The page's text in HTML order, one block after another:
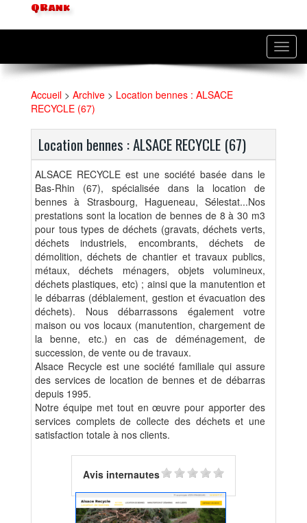
QRank
Accueil > Archive > Location bennes : ALSACE
RECYCLE (67)
Location bennes : ALSACE RECYCLE (67)
ALSACE RECYCLE est une société basée dans le
Bas-Rhin (67), spécialisée dans la location de
bennes à Strasbourg, Hagueneau, Sélestat...Nos
prestations sont la location de bennes de 8 à 30 m3
pour tous types de déchets (gravats, déchets verts,
déchets industriels, encombrants, déchets de
démolition, déchets de chantier et travaux publics,
métaux, déchets ménagers, objets volumineux,
déchets plastiques, etc) ; ainsi que la manutention et
le débarras (déblaiement, gestion et évacuation des
déchets). Nous débarrassons également votre
maison ou vos locaux (manutention, chargement de
la benne, etc.) en cas de déménagement, de
succession, de vente ou de travaux.
Alsace Recycle est une société familiale qui assure
des services de location de bennes et de débarras
depuis 1995.
Notre équipe met tout en œuvre pour apporter des
services complets de collecte des déchets et une
satisfaction totale à nos clients.
Avis internautes